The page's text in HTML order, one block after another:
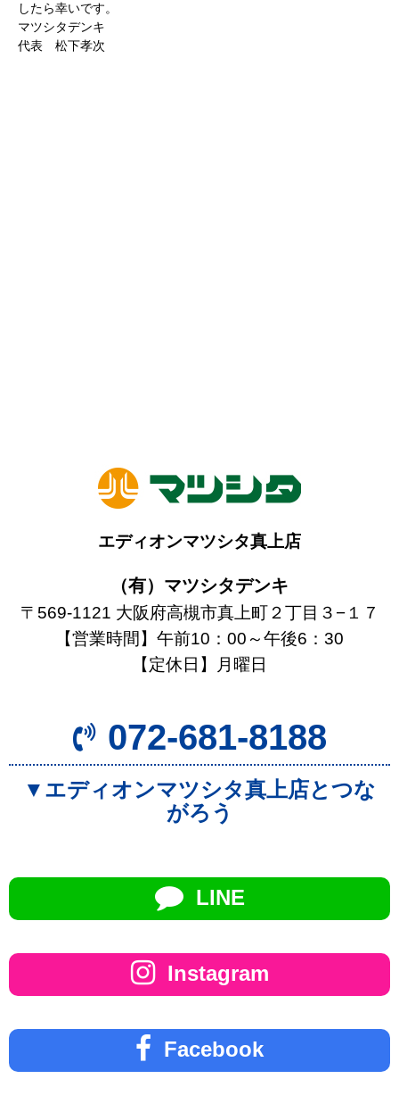
したら幸いです。
マツシタデンキ
代表 松下孝次
エディオンマツシタ真上店
（有）マツシタデンキ
〒569-1121 大阪府高槻市真上町２丁目３−１７
【営業時間】午前10：00～午後6：30
【定休日】月曜日
072-681-8188
▼エディオンマツシタ真上店とつな
がろう
LINE
Instagram
Facebook